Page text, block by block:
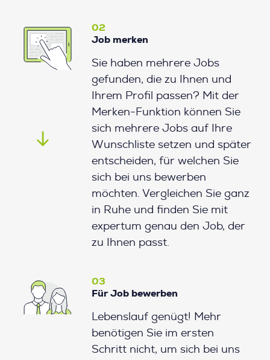
02
Job merken
Sie haben mehrere Jobs
gefunden, die zu Ihnen und
Ihrem Profil passen? Mit der
Merken-Funktion können Sie
sich mehrere Jobs auf Ihre
Wunschliste setzen und später
entscheiden, für welchen Sie
sich bei uns bewerben
möchten. Vergleichen Sie ganz
in Ruhe und finden Sie mit
expertum genau den Job, der
zu Ihnen passt.
03
Für Job bewerben
Lebenslauf genügt! Mehr
benötigen Sie im ersten
Schritt nicht, um sich bei uns